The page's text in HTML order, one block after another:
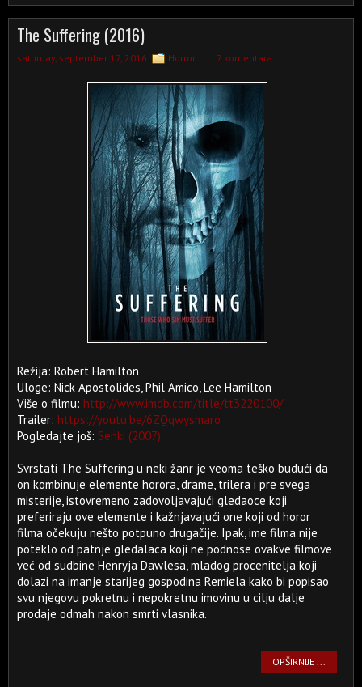
The Suffering (2016)
saturday, september 17, 2016 Horror 7 komentara
Režija: Robert Hamilton
Uloge: Nick Apostolides, Phil Amico, Lee Hamilton
Više o filmu: http://www.imdb.com/title/tt3220100/
Trailer: https://youtu.be/6ZQqwysmaro
Pogledajte još: Senki (2007)
Svrstati The Suffering u neki žanr je veoma teško budući da
on kombinuje elemente horora, drame, trilera i pre svega
misterije, istovremeno zadovoljavajući gledaoce koji
preferiraju ove elemente i kažnjavajući one koji od horor
filma očekuju nešto potpuno drugačije. Ipak, ime filma nije
poteklo od patnje gledalaca koji ne podnose ovakve filmove
već od sudbine Henryja Dawlesa, mladog procenitelja koji
dolazi na imanje starijeg gospodina Remiela kako bi popisao
svu njegovu pokretnu i nepokretnu imovinu u cilju dalje
prodaje odmah nakon smrti vlasnika.
OPŠIRNIJE ...